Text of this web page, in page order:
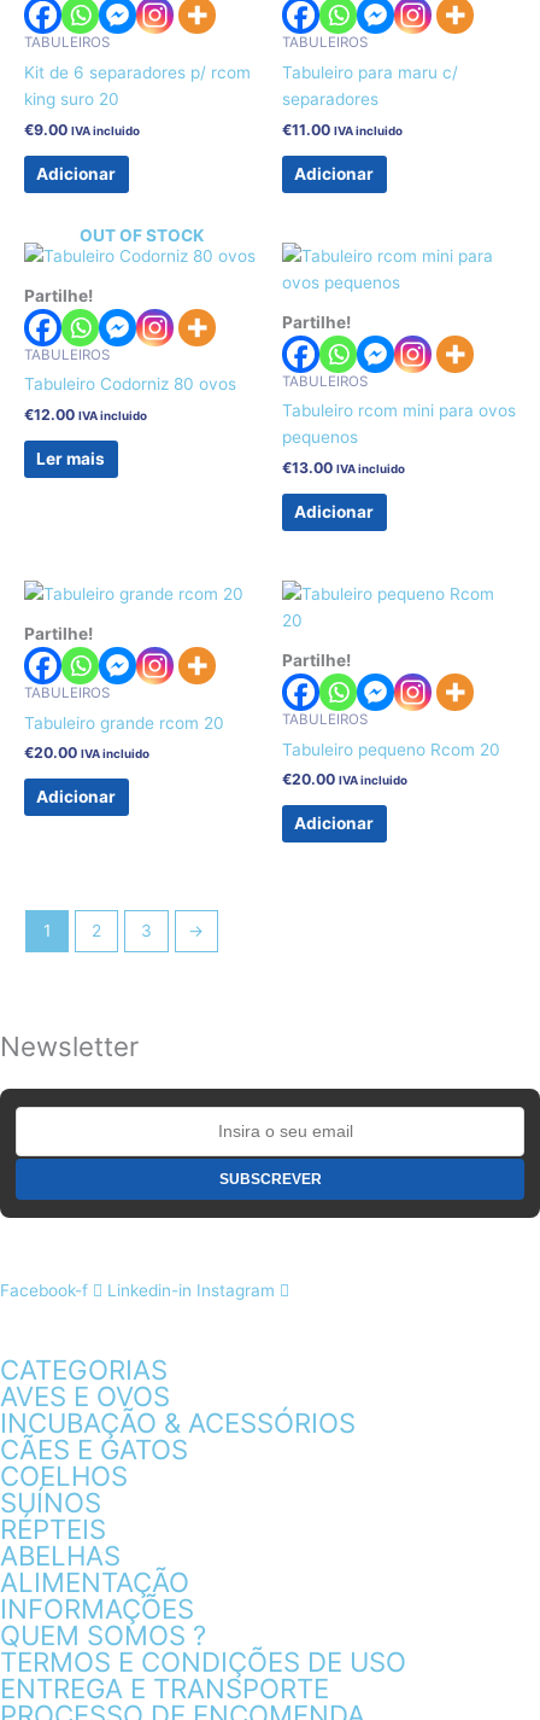
TABULEIROS
Kit de 6 separadores p/ rcom
king suro 20
€9.00 IVA incluido
Adicionar
TABULEIROS
Tabuleiro para maru c/
separadores
€11.00 IVA incluido
Adicionar
OUT OF STOCK
Partilhe!
TABULEIROS
Tabuleiro Codorniz 80 ovos
€12.00 IVA incluido
Ler mais
Partilhe!
TABULEIROS
Tabuleiro rcom mini para ovos
pequenos
€13.00 IVA incluido
Adicionar
Partilhe!
TABULEIROS
Tabuleiro grande rcom 20
€20.00 IVA incluido
Adicionar
Partilhe!
TABULEIROS
Tabuleiro pequeno Rcom 20
€20.00 IVA incluido
Adicionar
1 2 3 →
Newsletter
Facebook-f Linkedin-in Instagram
CATEGORIAS
AVES E OVOS
INCUBAÇÃO & ACESSÓRIOS
CÃES E GATOS
COELHOS
SUÍNOS
RÉPTEIS
ABELHAS
ALIMENTAÇÃO
INFORMAÇÕES
QUEM SOMOS ?
TERMOS E CONDIÇÕES DE USO
ENTREGA E TRANSPORTE